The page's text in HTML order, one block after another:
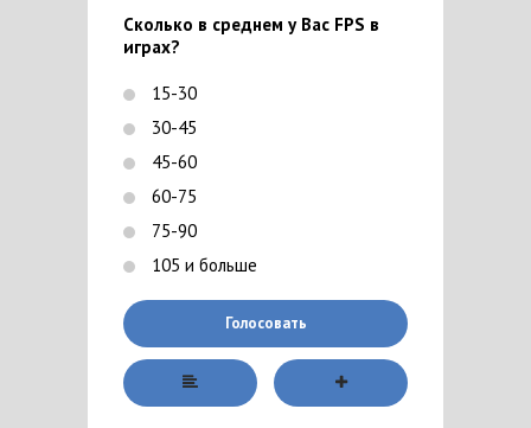
Сколько в среднем у Вас FPS в
играх?
15-30
30-45
45-60
60-75
75-90
105 и больше
Голосовать